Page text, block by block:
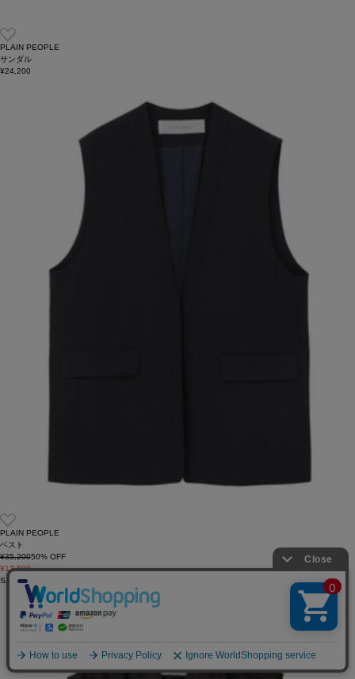
PLAIN PEOPLE
サンダル
¥24,200
PLAIN PEOPLE
ベスト
¥35,20050% OFF
¥17,600
SALE